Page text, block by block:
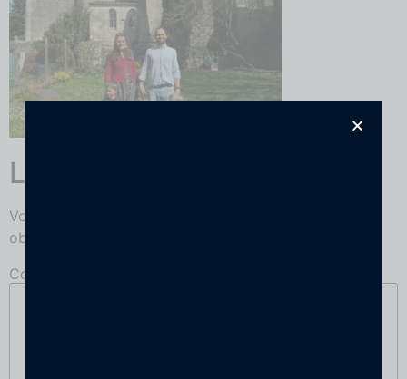
Laisser un commentaire
Votre adresse e-mail ne sera pas publiée.
obligatoires sont indiqués avec
Commentaire